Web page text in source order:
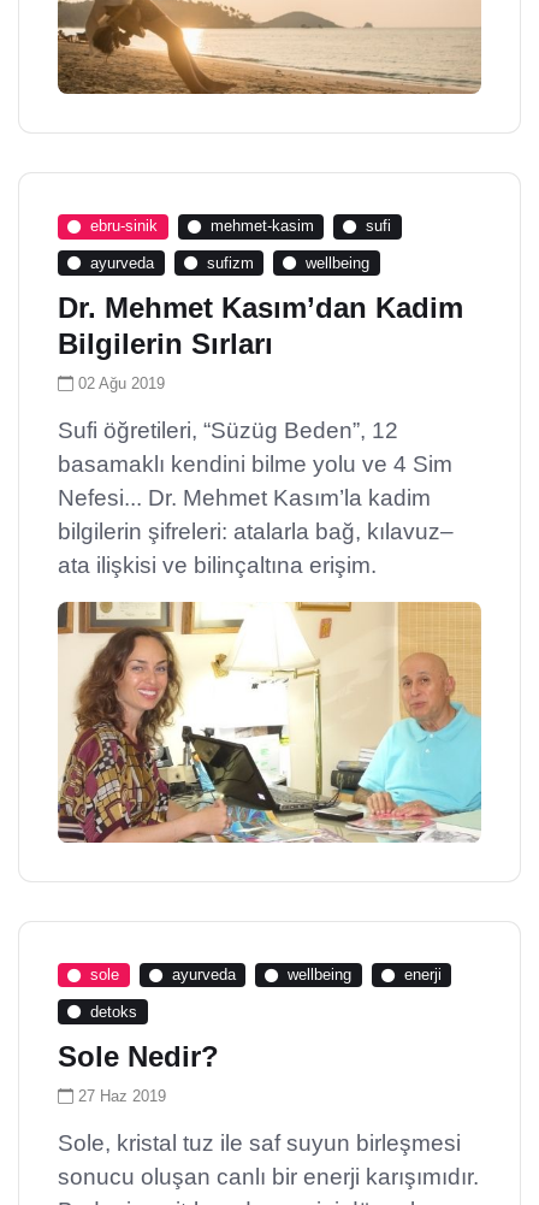
ebru-sinik mehmet-kasim sufi
ayurveda sufizm wellbeing
Dr. Mehmet Kasım’dan Kadim
Bilgilerin Sırları
02 Ağu 2019
Sufi öğretileri, “Süzüg Beden”, 12
basamaklı kendini bilme yolu ve 4 Sim
Nefesi... Dr. Mehmet Kasım’la kadim
bilgilerin şifreleri: atalarla bağ, kılavuz–
ata ilişkisi ve bilinçaltına erişim.
sole ayurveda wellbeing enerji
detoks
Sole Nedir?
27 Haz 2019
Sole, kristal tuz ile saf suyun birleşmesi
sonucu oluşan canlı bir enerji karışımıdır.